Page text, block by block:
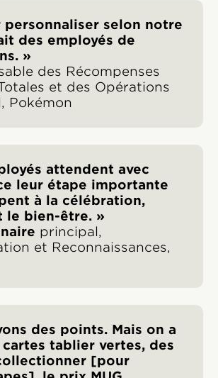
personnaliser selon notre
des employés de
»
des Récompenses
et des Opérations
Pokémon
attendent avec
leur étape importante
à la célébration,
le bien-être. »
principal,
et Reconnaissances,
des points. Mais on a
cartes tablier vertes, des
[pour